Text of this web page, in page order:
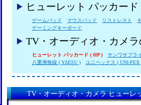
ヒューレット パッカー
ゲームパッド マウスパッド リストレスト
ゲーミングキーボード
TV・オーディオ・カメ
ヒューレット パッカード ( HP )
サンワサプラ
八重洲無線 ( YAESU )
ユニペックス ( UNI-PEX
TV・オーディオ・カメラ ヒュー